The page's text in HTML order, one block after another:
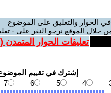
الحوار والتعليق على الموضوع
خلال الموقع نرجو النقر على -
تعليقات الحوار المتمدن (